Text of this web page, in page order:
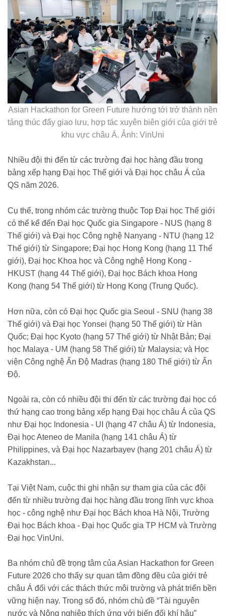
Asian Hackathon for Green Future hướng tới trở thành nền
tảng thúc đẩy giao lưu, hợp tác xuyên biên giới của giới trẻ
khu vực châu Á. Ảnh: VinUni
Nhiều đội thi đến từ các trường đại học hàng đầu trong
bảng xếp hạng Đại học Thế giới và Đại học châu Á của
QS năm 2026.
Cụ thể, trong nhóm các trường thuộc Top Đại học Thế giới
có thể kể đến Đại học Quốc gia Singapore - NUS (hạng 8
Thế giới) và Đại học Công nghệ Nanyang - NTU (hạng 12
Thế giới) từ Singapore; Đại học Hong Kong (hạng 11 Thế
giới), Đại học Khoa học và Công nghệ Hong Kong -
HKUST (hạng 44 Thế giới), Đại học Bách khoa Hong
Kong (hạng 54 Thế giới) từ Hong Kong (Trung Quốc).
Hơn nữa, còn có Đại học Quốc gia Seoul - SNU (hạng 38
Thế giới) và Đại học Yonsei (hạng 50 Thế giới) từ Hàn
Quốc; Đại học Kyoto (hạng 57 Thế giới) từ Nhật Bản; Đại
học Malaya - UM (hạng 58 Thế giới) từ Malaysia; và Học
viện Công nghệ Ấn Độ Madras (hạng 180 Thế giới) từ Ấn
Độ.
Ngoài ra, còn có nhiều đội thi đến từ các trường đại học có
thứ hạng cao trong bảng xếp hạng Đại học châu Á của QS
như Đại học Indonesia - UI (hạng 47 châu Á) từ Indonesia,
Đại học Ateneo de Manila (hạng 141 châu Á) từ
Philippines, và Đại học Nazarbayev (hạng 201 châu Á) từ
Kazakhstan...
Tại Việt Nam, cuộc thi ghi nhận sự tham gia của các đội
đến từ nhiều trường đại học hàng đầu trong lĩnh vực khoa
học - công nghệ như Đại học Bách khoa Hà Nội, Trường
Đại học Bách khoa - Đại học Quốc gia TP HCM và Trường
Đại học VinUni.
Ba nhóm chủ đề trọng tâm của Asian Hackathon for Green
Future 2026 cho thấy sự quan tâm đồng đều của giới trẻ
châu Á đối với các thách thức môi trường và phát triển bền
vững hiện nay. Trong số đó, nhóm chủ đề “Tài nguyên
nước và Nông nghiệp thích ứng với biến đổi khí hậu”